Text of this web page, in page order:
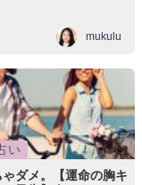
mukulu
い
ゃダメ。【運命の胸キ